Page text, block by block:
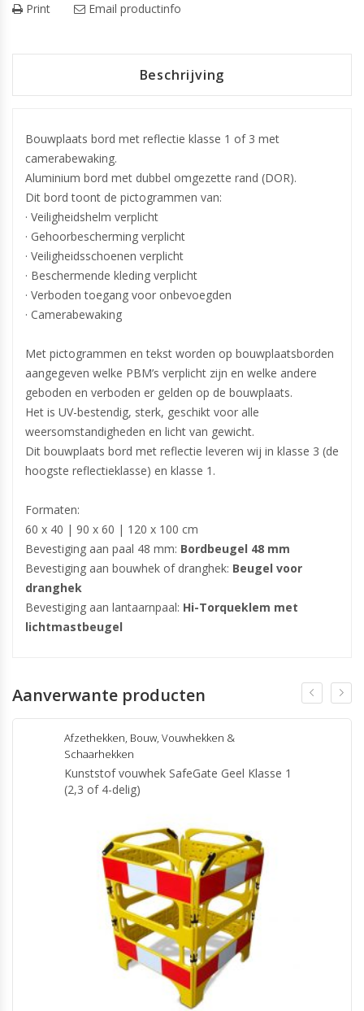
Print Email productinfo
Beschrijving
Bouwplaats bord met reflectie klasse 1 of 3 met
camerabewaking.
Aluminium bord met dubbel omgezette rand (DOR).
Dit bord toont de pictogrammen van:
· Veiligheidshelm verplicht
· Gehoorbescherming verplicht
· Veiligheidsschoenen verplicht
· Beschermende kleding verplicht
· Verboden toegang voor onbevoegden
· Camerabewaking
Met pictogrammen en tekst worden op bouwplaatsborden
aangegeven welke PBM’s verplicht zijn en welke andere
geboden en verboden er gelden op de bouwplaats.
Het is UV-bestendig, sterk, geschikt voor alle
weersomstandigheden en licht van gewicht.
Dit bouwplaats bord met reflectie leveren wij in klasse 3 (de
hoogste reflectieklasse) en klasse 1.
Formaten:
60 x 40 | 90 x 60 | 120 x 100 cm
Bevestiging aan paal 48 mm: Bordbeugel 48 mm
Bevestiging aan bouwhek of dranghek: Beugel voor
dranghek
Bevestiging aan lantaarnpaal: Hi-Torqueklem met
lichtmastbeugel
Aanverwante producten
Afzethekken, Bouw, Vouwhekken &
Schaarhekken
Kunststof vouwhek SafeGate Geel Klasse 1
(2,3 of 4-delig)